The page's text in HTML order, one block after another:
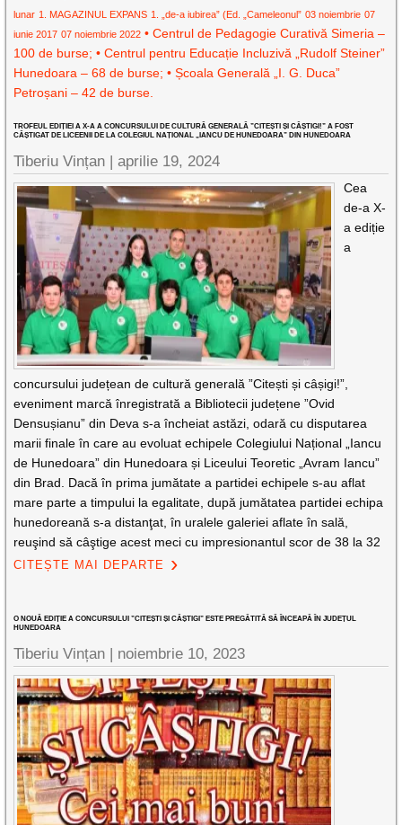
lunar 1. MAGAZINUL EXPANS 1. „de-a iubirea” (Ed. „Cameleonul” 03 noiembrie 07
iunie 2017 07 noiembrie 2022 • Centrul de Pedagogie Curativă Simeria –
100 de burse; • Centrul pentru Educație Incluzivă „Rudolf Steiner”
Hunedoara – 68 de burse; • Școala Generală „I. G. Duca”
Petroșani – 42 de burse.
TROFEUL EDIȚIEI A X-A A CONCURSULUI DE CULTURĂ GENERALĂ ”CITEȘTI ȘI CÂȘTIGI!” A FOST
CÂȘTIGAT DE LICEENII DE LA COLEGIUL NAȚIONAL „IANCU DE HUNEDOARA” DIN HUNEDOARA
Tiberiu Vințan |aprilie 19, 2024
Cea
de-a X-
a ediție
a
concursului județean de cultură generală ”Citești și câșigi!”,
eveniment marcă înregistrată a Bibliotecii județene ”Ovid
Densușianu” din Deva s-a încheiat astăzi, odară cu disputarea
marii finale în care au evoluat echipele Colegiului Național „Iancu
de Hunedoara” din Hunedoara și Liceului Teoretic „Avram Iancu”
din Brad. Dacă în prima jumătate a partidei echipele s-au aflat
mare parte a timpului la egalitate, după jumătatea partidei echipa
hunedoreană s-a distanţat, în uralele galeriei aflate în sală,
reuşind să câştige acest meci cu impresionantul scor de 38 la 32
CITEȘTE MAI DEPARTE
O NOUĂ EDIȚIE A CONCURSULUI ”CITEȘTI ȘI CÂȘTIGI” ESTE PREGĂTITĂ SĂ ÎNCEAPĂ ÎN JUDEȚUL
HUNEDOARA
Tiberiu Vințan | noiembrie 10, 2023